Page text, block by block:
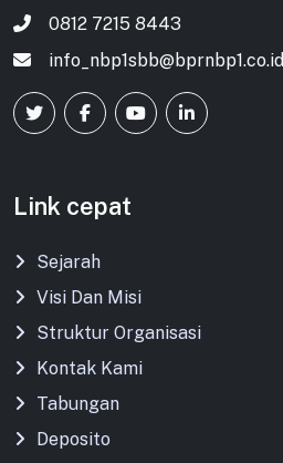
0812 7215 8443
info_nbp1sbb@bprnbp1.co.id
Link cepat
Sejarah
Visi Dan Misi
Struktur Organisasi
Kontak Kami
Tabungan
Deposito